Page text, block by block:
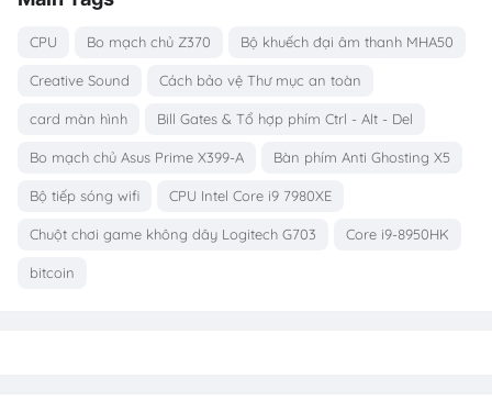
CPU Bo mạch chủ Z370 Bộ khuếch đại âm thanh MHA50
Creative Sound Cách bảo vệ Thư mục an toàn
card màn hình Bill Gates & Tổ hợp phím Ctrl - Alt - Del
Bo mạch chủ Asus Prime X399-A Bàn phím Anti Ghosting X5
Bộ tiếp sóng wifi CPU Intel Core i9 7980XE
Chuột chơi game không dây Logitech G703 Core i9-8950HK
bitcoin